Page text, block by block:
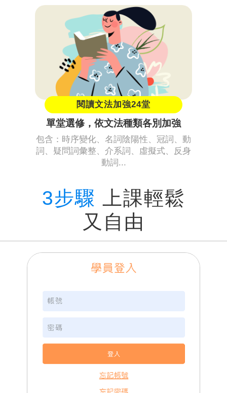
閱讀文法加強24堂
單堂選修，依文法種類各別加強
包含：時序變化、名詞陰陽性、冠詞、動
詞、疑問詞彙整、介系詞、虛擬式、反身
動詞...
3步驟 上課輕鬆
又自由